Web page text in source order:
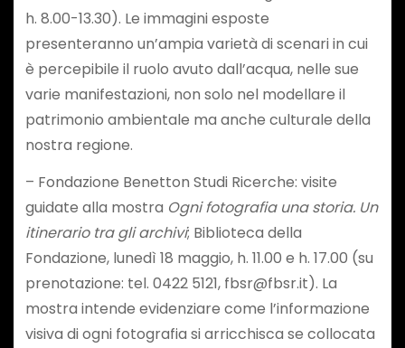
h. 8.00-13.30). Le immagini esposte
presenteranno un’ampia varietà di scenari in cui
è percepibile il ruolo avuto dall’acqua, nelle sue
varie manifestazioni, non solo nel modellare il
patrimonio ambientale ma anche culturale della
nostra regione.
– Fondazione Benetton Studi Ricerche: visite
guidate alla mostra Ogni fotografia una storia. Un
itinerario tra gli archivi; Biblioteca della
Fondazione, lunedì 18 maggio, h. 11.00 e h. 17.00 (su
prenotazione: tel. 0422 5121, fbsr@fbsr.it). La
mostra intende evidenziare come l’informazione
visiva di ogni fotografia si arricchisca se collocata